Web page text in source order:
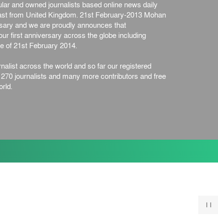
জাতীয় ৫ আগস্ট, ২০২৬
জনগণ পরিবর্তন চেয়েছে বলেই
জুলাই আন্দোলন সফল : প্রধানমন্ত্রী
ঘনিষ্ঠ সম্পর্ক ছিল : নাসির মাহম...
জাতীয় ৫ আগস্ট, ২০২৬
বস্তু, পারমাণবিক বোমা দিয়ে করা
কেনিয়ায় ১৫ হাতির রহস্যজনক
and owned journalists based online news daily
from United Kingdom. 21st February-2013 Mohan
and we are proudly announces that
first anniversary across the globe including
of 21st February 2014.
across the world and so far our registered
journalists and many more contributors and free